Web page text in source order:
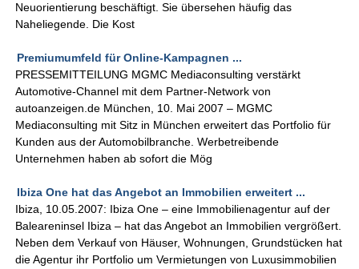
Neuorientierung beschäftigt. Sie übersehen häufig das
Naheliegende. Die Kost
Premiumumfeld für Online-Kampagnen ...
PRESSEMITTEILUNG MGMC Mediaconsulting verstärkt
Automotive-Channel mit dem Partner-Network von
autoanzeigen.de München, 10. Mai 2007 – MGMC
Mediaconsulting mit Sitz in München erweitert das Portfolio für
Kunden aus der Automobilbranche. Werbetreibende
Unternehmen haben ab sofort die Mög
Ibiza One hat das Angebot an Immobilien erweitert ...
Ibiza, 10.05.2007: Ibiza One – eine Immobilienagentur auf der
Baleareninsel Ibiza – hat das Angebot an Immobilien vergrößert.
Neben dem Verkauf von Häuser, Wohnungen, Grundstücken hat
die Agentur ihr Portfolio um Vermietungen von Luxusimmobilien